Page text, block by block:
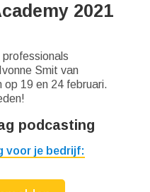
2021
Smit van
19 en 24 februari.
podcasting
voor je bedrijf: